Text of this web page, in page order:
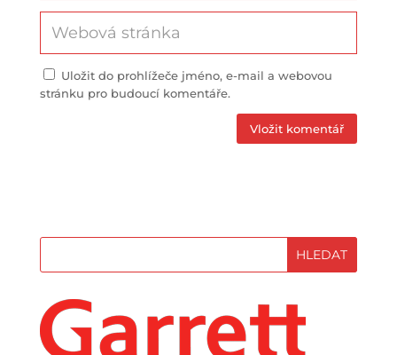
Uložit do prohlížeče jméno, e-mail a webovou
stránku pro budoucí komentáře.